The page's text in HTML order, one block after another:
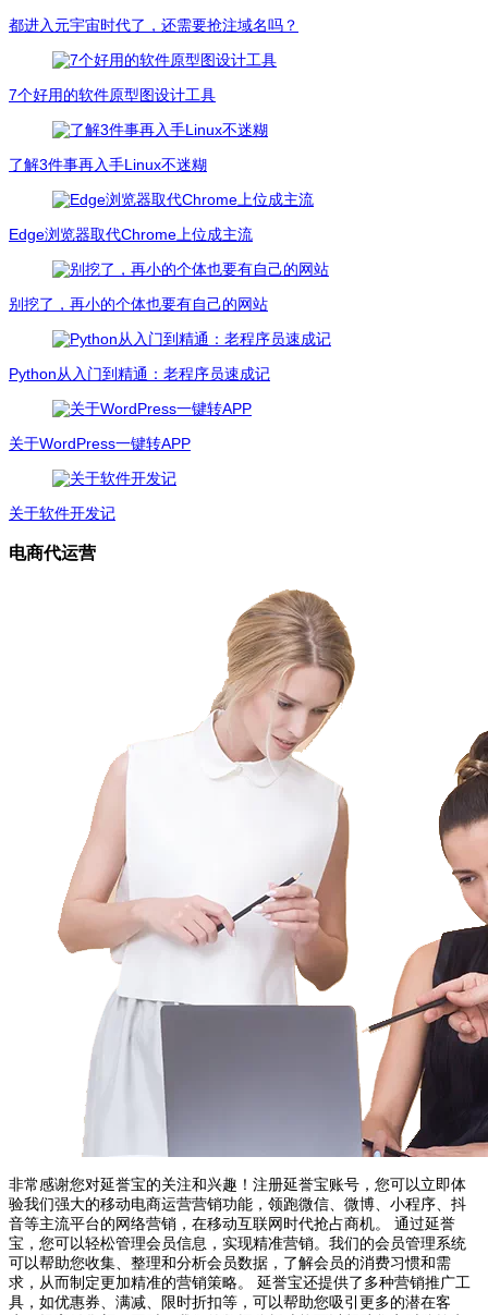
都进入元宇宙时代了，还需要抢注域名吗？
7个好用的软件原型图设计工具
了解3件事再入手Linux不迷糊
Edge浏览器取代Chrome上位成主流
别挖了，再小的个体也要有自己的网站
Python从入门到精通：老程序员速成记
关于WordPress一键转APP
关于软件开发记
电商代运营
非常感谢您对延誉宝的关注和兴趣！注册延誉宝账号，您可以立即体
验我们强大的移动电商运营营销功能，领跑微信、微博、小程序、抖
音等主流平台的网络营销，在移动互联网时代抢占商机。 通过延誉
宝，您可以轻松管理会员信息，实现精准营销。我们的会员管理系统
可以帮助您收集、整理和分析会员数据，了解会员的消费习惯和需
求，从而制定更加精准的营销策略。 延誉宝还提供了多种营销推广工
具，如优惠券、满减、限时折扣等，可以帮助您吸引更多的潜在客